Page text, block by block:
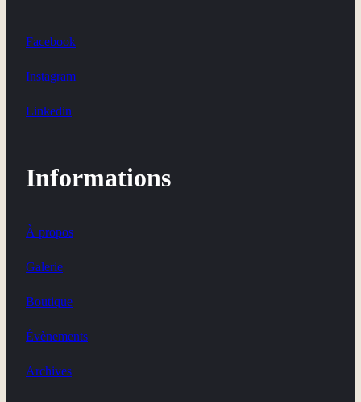
Facebook
Instagram
Linkedin
Informations
À propos
Galerie
Boutique
Évènements
Archives